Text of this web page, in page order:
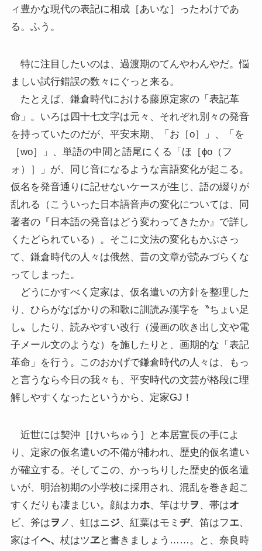
ィ豊かな現代の表記に相成［あいな］ったわけであ
る。ふう。
特に注目したいのは、過渡期のてんやわんやだ。悩
ましい試行錯誤の数々にぐっと来る。
たとえば、鎌倉時代における藤原定家の「表記革
命」。いろは四十七文字は元々、それぞれ別々の発音
を持っていたのだが、平安末期、「お［o］」、「を
［wo］」、単語の中間と語尾にくる「ほ［ɸo（フ
ォ）］」が、同じ音になるような言語変化が起こる。
仮名を発音通りに記せないケースが生じ、語の綴りが
乱れる（こういった日本語音声の変化については、同
著者の『日本語の発音はどう変わってきたか』で詳し
くたどられている）。そこに文法の変化もかぶさっ
て、鎌倉時代の人々は俄然、昔の文章が読みづらくな
ってしまった。
どうにかすべく定家は、仮名遣いの方針を整理した
り、ひらがなばかりの和歌に訓読み漢字を〝ちょい足
し〟したり、読みやすい改行（漫画の吹き出し文や電
子メール文のような）を施したりと、画期的な「表記
革命」を行う。このおかげで鎌倉時代の人々は、もっ
と言うなら今日の我々も、平安時代の文芸が格段に理
解しやすくなったというから、定家GJ！
近世には契沖［けいちゅう］と本居宣長の手によ
り、定家の仮名遣いの不備が補われ、歴史的仮名遣い
が確立する。そしてこの、かっちりした歴史的仮名遣
いが、明治初期の小学校に採用され、混乱を巻き起こ
すくだりも凄まじい。顔はカホ、竿はサヲ 、帯はオ
ビ、斧はヲ ノ、虹はニジ、紅葉はモミ ヂ、笛はフエ、
家はイヘ、 杖はツヱと書きましょう……。と、奈良時